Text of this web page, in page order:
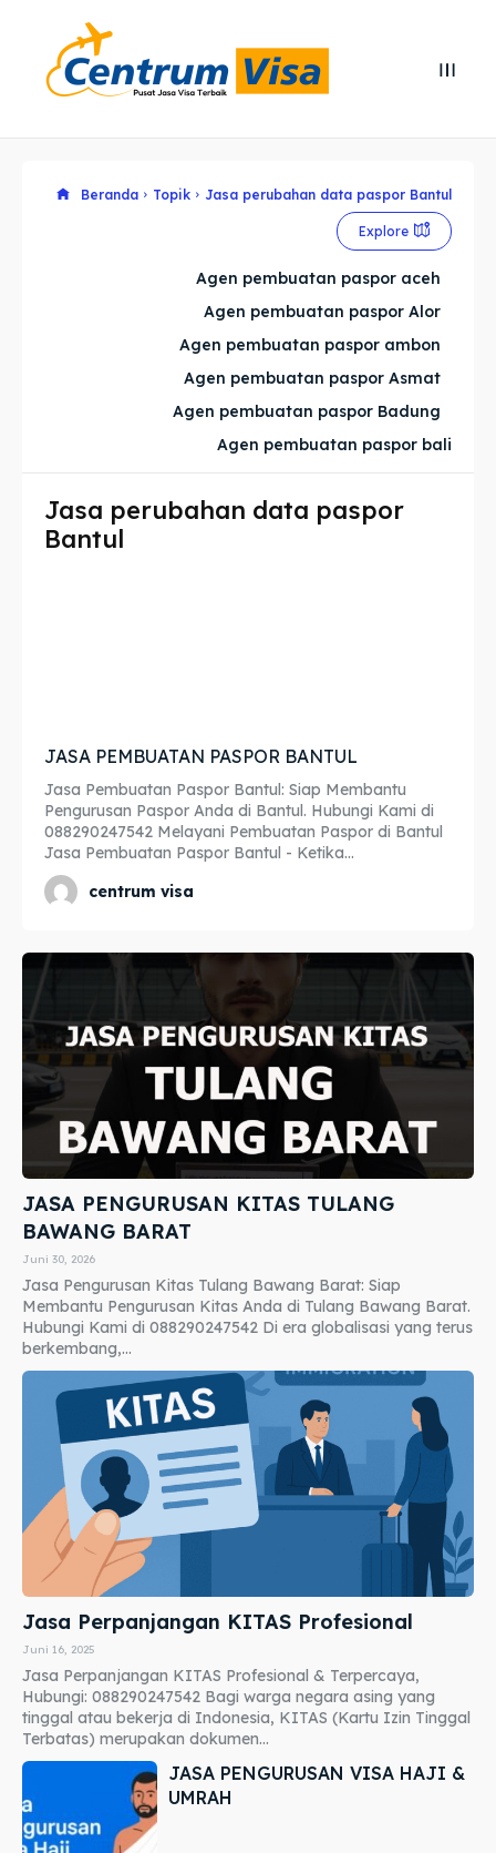
Cari
Cari
Explore our destinations
Imta
Blog
Explore our destinations
Imta
Blog
Beranda Topik Jasa perubahan data paspor Bantul
Explore
Agen pembuatan paspor aceh
Agen pembuatan paspor Alor
Agen pembuatan paspor ambon
Agen pembuatan paspor Asmat
Agen pembuatan paspor Badung
Agen pembuatan paspor bali
Jasa perubahan data paspor
Bantul
JASA PEMBUATAN PASPOR BANTUL
Jasa Pembuatan Paspor Bantul: Siap Membantu
Pengurusan Paspor Anda di Bantul. Hubungi Kami di
088290247542 Melayani Pembuatan Paspor di Bantul
Jasa Pembuatan Paspor Bantul - Ketika...
centrum visa
JASA PENGURUSAN KITAS TULANG
BAWANG BARAT
Juni 30, 2026
Jasa Pengurusan Kitas Tulang Bawang Barat: Siap
Membantu Pengurusan Kitas Anda di Tulang Bawang Barat.
Hubungi Kami di 088290247542 Di era globalisasi yang terus
berkembang,...
Jasa Perpanjangan KITAS Profesional
Juni 16, 2025
Jasa Perpanjangan KITAS Profesional & Terpercaya,
Hubungi: 088290247542 Bagi warga negara asing yang
tinggal atau bekerja di Indonesia, KITAS (Kartu Izin Tinggal
Terbatas) merupakan dokumen...
JASA PENGURUSAN VISA HAJI &
UMRAH